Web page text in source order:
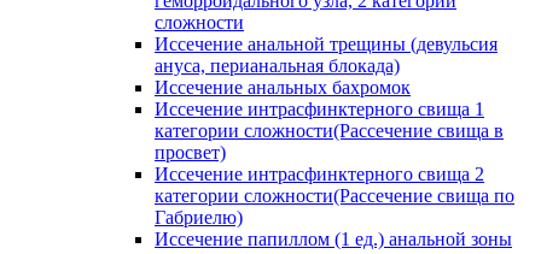
сложности
Иссечение анальной трещины (девульсия
ануса, перианальная блокада)
Иссечение анальных бахромок
Иссечение интрасфинктерного свища 1
категории сложности(Рассечение свища в
просвет)
Иссечение интрасфинктерного свища 2
категории сложности(Рассечение свища по
Габриелю)
Иссечение папиллом (1 ед.) анальной зоны